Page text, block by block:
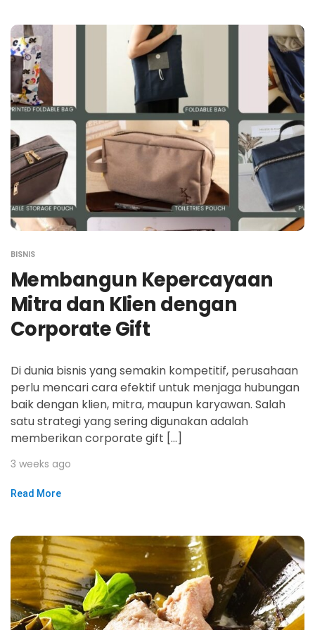
BISNIS
Membangun Kepercayaan
Mitra dan Klien dengan
Corporate Gift
Di dunia bisnis yang semakin kompetitif, perusahaan
perlu mencari cara efektif untuk menjaga hubungan
baik dengan klien, mitra, maupun karyawan. Salah
satu strategi yang sering digunakan adalah
memberikan corporate gift […]
3 weeks ago
Read More